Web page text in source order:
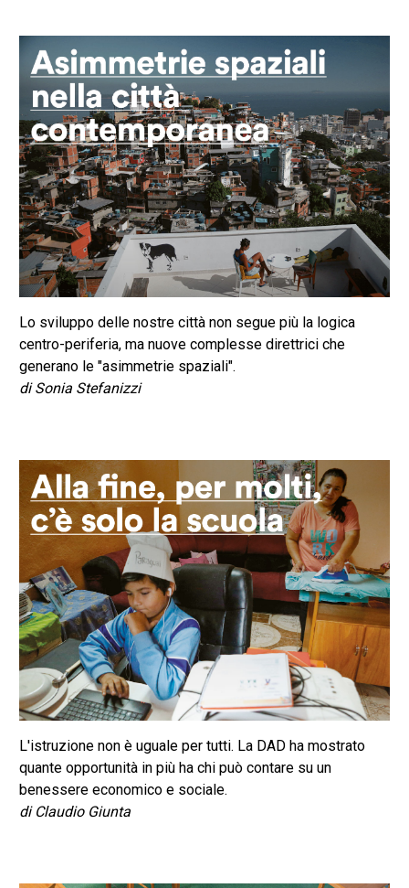
Lo sviluppo delle nostre città non segue più la logica
centro-periferia, ma nuove complesse direttrici che
generano le "asimmetrie spaziali".
di Sonia Stefanizzi
L'istruzione non è uguale per tutti. La DAD ha mostrato
quante opportunità in più ha chi può contare su un
benessere economico e sociale.
di Claudio Giunta